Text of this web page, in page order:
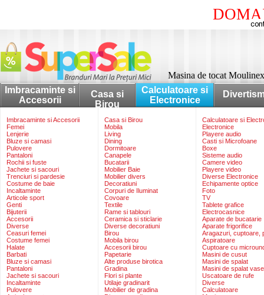
Masina de tocat
Imbracaminte si
Accesorii
Casa si
Birou
Calculatoare si
Electronice
Imbracaminte si Accesorii
Femei
Lenjerie
Bluze si camasi
Pulovere
Pantaloni
Rochii si fuste
Jachete si sacouri
Trenciuri si pardesie
Costume de baie
Incaltaminte
Articole sport
Genti
Bijuterii
Accesorii
Diverse
Ceasuri femei
Costume femei
Halate
Barbati
Bluze si camasi
Pantaloni
Jachete si sacouri
Incaltaminte
Pulovere
Casa si Birou
Mobila
Living
Dining
Dormitoare
Canapele
Bucatarii
Mobilier Baie
Mobilier divers
Decoratiuni
Corpuri de Iluminat
Covoare
Textile
Rame si tablouri
Ceramica si sticlarie
Diverse decoratiuni
Birou
Mobila birou
Accesorii birou
Papetarie
Alte produse birotica
Gradina
Flori si plante
Utilaje gradinarit
Mobilier de gradina
Calculatoare si
Electronice
Playere audio
Casti si Microfoane
Boxe
Sisteme audio
Camere video
Playere video
Diverse Electronice
Echipamente optice
Foto
TV
Tablete grafice
Electrocasnice
Aparate de bucatarie
Aparate frigorifice
Aragazuri, cuptoare,
Aspiratoare
Cuptoare cu
Masini de cusut
Masini de spalat
Masini de spalat vase
Uscatoare de rufe
Diverse
Calculatoare